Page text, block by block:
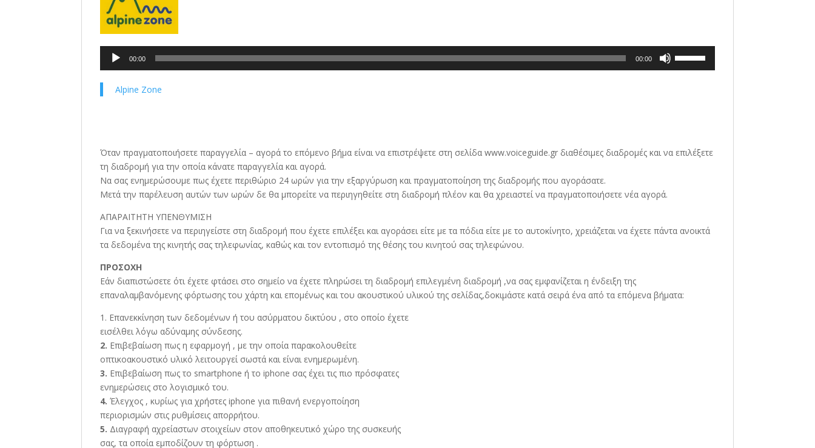
Πρόγραμμα
Αναπαραγωγής
Ήχου
00:00 00:00
να
Alpine Zone
Όταν πραγματοποιήσετε παραγγελία – αγορά το επόμενο βήμα είναι να επιστρέψετε στη σελίδα www.voiceguide.gr διαθέσιμες διαδρομές και να επιλέξετε
τη διαδρομή για την οποία κάνατε παραγγελία και αγορά.
Να σας ενημερώσουμε πως έχετε περιθώριο 24 ωρών για την εξαργύρωση και πραγματοποίηση της διαδρομής που αγοράσατε.
Μετά την παρέλευση αυτών των ωρών δε θα μπορείτε να περιηγηθείτε στη διαδρομή πλέον και θα χρειαστεί να πραγματοποιήσετε νέα αγορά.
ΑΠΑΡΑΙΤΗΤΗ ΥΠΕΝΘΥΜΙΣΗ
Για να ξεκινήσετε να περιηγείστε στη διαδρομή που έχετε επιλέξει και αγοράσει είτε με τα πόδια είτε με το αυτοκίνητο, χρειάζεται να έχετε πάντα ανοικτά
τα δεδομένα της κινητής σας τηλεφωνίας, καθώς και τον εντοπισμό της θέσης του κινητού σας τηλεφώνου.
ΠΡΟΣΟΧΗ
Εάν διαπιστώσετε ότι έχετε φτάσει στο σημείο να έχετε πληρώσει τη διαδρομή επιλεγμένη διαδρομή ,να σας εμφανίζεται η ένδειξη της
επαναλαμβανόμενης φόρτωσης του χάρτη και επομένως και του ακουστικού υλικού της σελίδας,δοκιμάστε κατά σειρά ένα από τα επόμενα βήματα:
1. Επανεκκίνηση των δεδομένων ή του ασύρματου δικτύου , στο οποίο έχετε
εισέλθει λόγω αδύναμης σύνδεσης.
2. Επιβεβαίωση πως η εφαρμογή , με την οποία παρακολουθείτε
οπτικοακουστικό υλικό λειτουργεί σωστά και είναι ενημερωμένη.
3. Επιβεβαίωση πως το smartphone ή το iphone σας έχει τις πιο πρόσφατες
ενημερώσεις στο λογισμικό του.
4. Έλεγχος , κυρίως για χρήστες iphone για πιθανή ενεργοποίηση
περιορισμών στις ρυθμίσεις απορρήτου.
5. Διαγραφή αχρείαστων στοιχείων στον αποθηκευτικό χώρο της συσκευής
σας, τα οποία εμποδίζουν τη φόρτωση .